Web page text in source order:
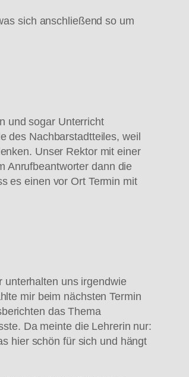
sich anschließend so um
und sogar Unterricht
des Nachbarstadtteiles, weil
Unser Rektor mit einer
Anrufbeantworter dann die
es einen vor Ort Termin mit
unterhalten uns irgendwie
mir beim nächsten Termin
das Thema
Da meinte die Lehrerin nur:
hier schön für sich und hängt